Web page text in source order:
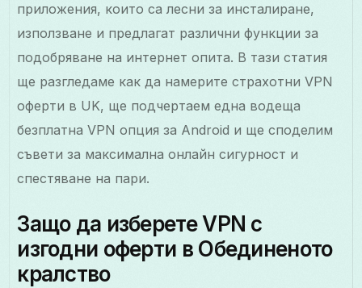
приложения, които са лесни за инсталиране,
използване и предлагат различни функции за
подобряване на интернет опита. В тази статия
ще разгледаме как да намерите страхотни VPN
оферти в UK, ще подчертаем една водеща
безплатна VPN опция за Android и ще споделим
съвети за максимална онлайн сигурност и
спестяване на пари.
Защо да изберете VPN с
изгодни оферти в Обединеното
кралство